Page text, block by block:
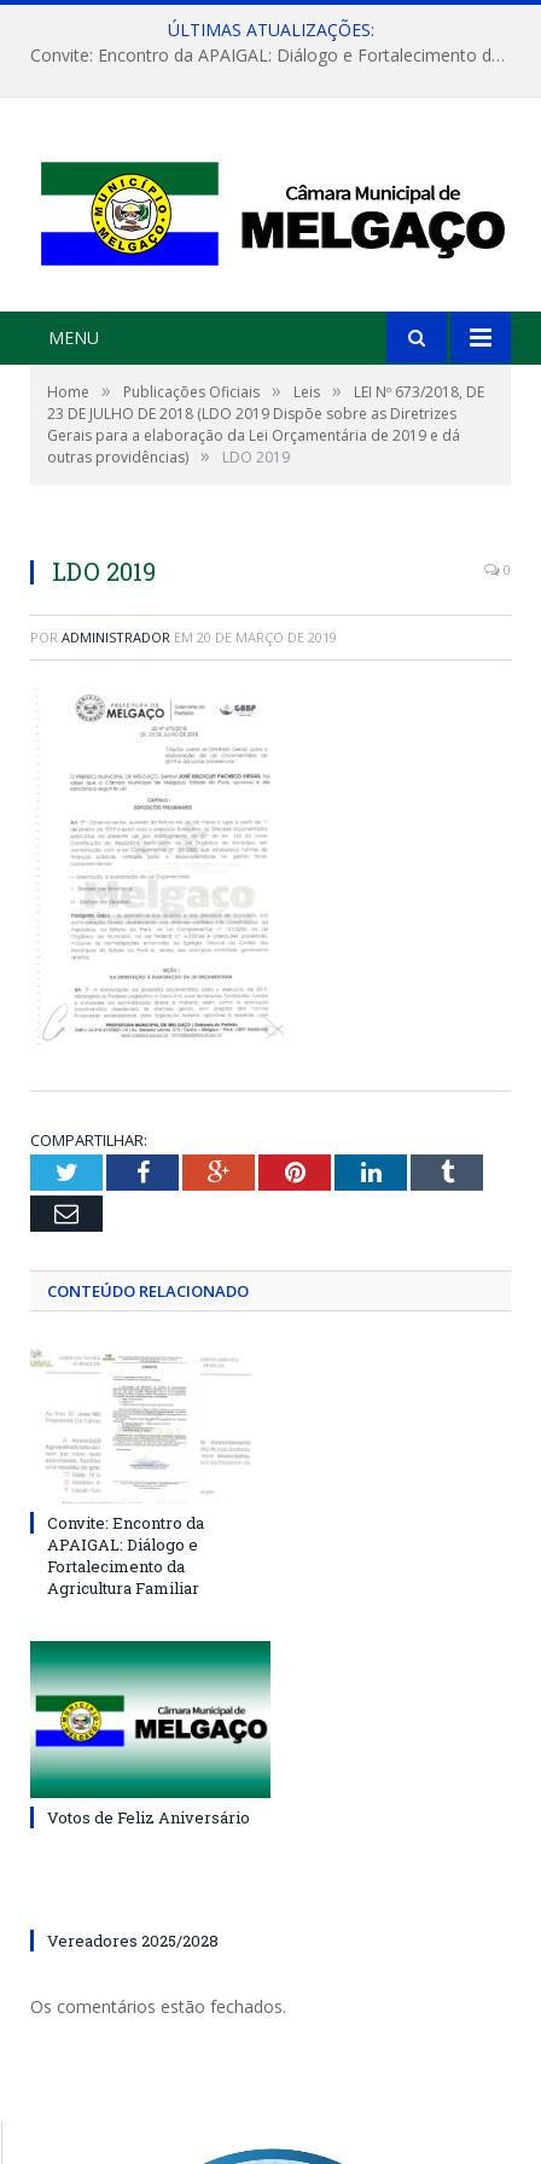
ÚLTIMAS ATUALIZAÇÕES:
Convite: Encontro da APAIGAL: Diálogo e Fortalecimento da Agricultura Familiar
MENU
Home » Publicações Oficiais » Leis »
LEI Nº 673/2018, DE
23 DE JULHO DE 2018 (LDO 2019 Dispõe sobre as Diretrizes
Gerais para a elaboração da Lei Orçamentária de 2019 e dá
outras providências) » LDO 2019
LDO 2019 0
POR ADMINISTRADOR EM 20 DE MARÇO DE 2019
COMPARTILHAR:
TwitterFacebookGoogle+PinterestLinkedInTumblr
Email
CONTEÚDO RELACIONADO
Convite: Encontro da
APAIGAL: Diálogo e
Fortalecimento da
Agricultura Familiar
Votos de Feliz Aniversário
Vereadores 2025/2028
Os comentários estão fechados.